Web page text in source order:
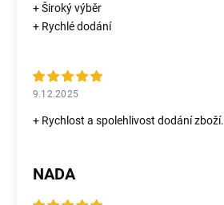
+ Široký výběr
+ Rychlé dodání
9.12.2025
+ Rychlost a spolehlivost dodání zboží.
NADA